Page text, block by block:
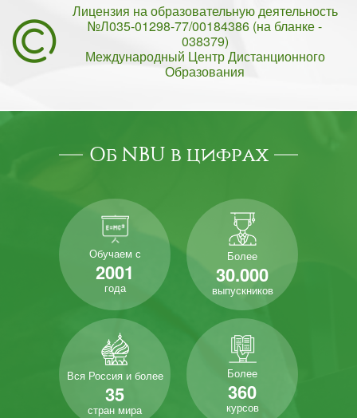
Лицензия на образовательную деятельность
№Л035-01298-77/00184386 (на бланке -
038379)
Международный Центр Дистанционного
Образования
Об NBU в цифрах
Обучаем с
2001
года
Более
30.000
выпускников
Вся Россия и более
35
стран мира
Более
360
курсов